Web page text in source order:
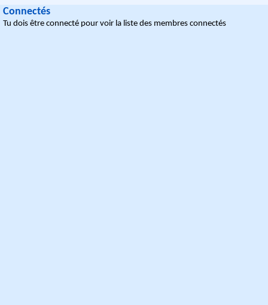
Connectés
Tu dois être connecté pour voir la liste des membres connectés